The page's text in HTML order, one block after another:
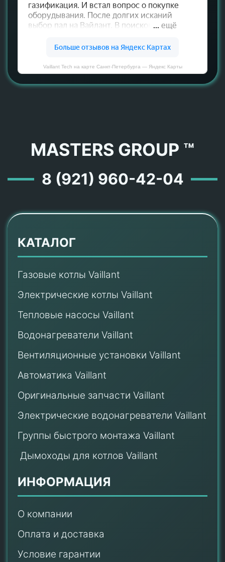
Vaillant Tech на карте Санкт‑Петербурга — Яндекс Карты
MASTERS GROUP ™
8 (921) 960-42-04
КАТАЛОГ
Газовые котлы Vaillant
Электрические котлы Vaillant
Тепловые насосы Vaillant
Водонагреватели Vaillant
Вентиляционные установки Vaillant
Автоматика Vaillant
Оригинальные запчасти Vaillant
Электрические водонагреватели Vaillant
Группы быстрого монтажа Vaillant
Дымоходы для котлов Vaillant
ИНФОРМАЦИЯ
О компании
Оплата и доставка
Условие гарантии